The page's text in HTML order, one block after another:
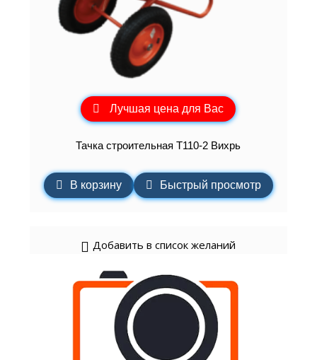
Лучшая цена для Вас
Тачка строительная Т110-2 Вихрь
В корзину Быстрый просмотр
Добавить в список желаний